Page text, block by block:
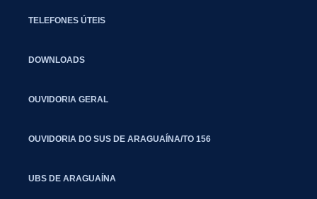
TELEFONES ÚTEIS
DOWNLOADS
OUVIDORIA GERAL
OUVIDORIA DO SUS DE ARAGUAÍNA/TO 156
UBS DE ARAGUAÍNA